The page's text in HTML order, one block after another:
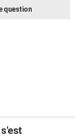
question